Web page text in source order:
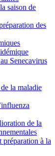
saison de
des
Senecavirus
la maladie
de la
à la